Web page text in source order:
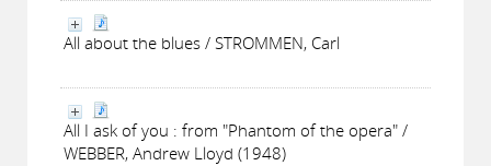
All about the blues / STROMMEN, Carl
All I ask of you : from "Phantom of the opera" /
WEBBER, Andrew Lloyd (1948)